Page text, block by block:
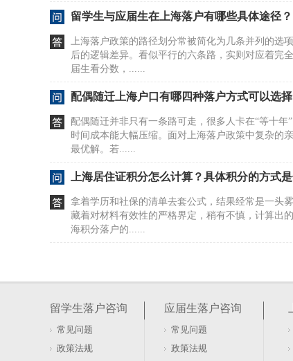
留学生与应届生在上海落户有哪些具体途径？
上海落户政策的路径划分常被简化为几条并列的选
后的逻辑差异。看似平行的六条路，实则对应着完
届生看分数，......
配偶随迁上海户口有哪四种落户方式可以选择
配偶随迁并非只有一条路可走，很多人卡在“等十年
时间成本能大幅压缩。面对上海落户政策中复杂的
最优解。若......
上海居住证积分怎么计算？具体积分的方式
拿着学历和社保的清单去套公式，结果经常是一头
藏着对材料有效性的严格界定，稍有不慎，计算出
海积分落户的......
很多人盯着社保和劳动合同，以为这是办证的硬门
本与租赁......
软考证书能否用于上海居住证积分落户办理
留学生落户咨询
常见问题
政策法规
应届生落户咨询
常见问题
政策法规